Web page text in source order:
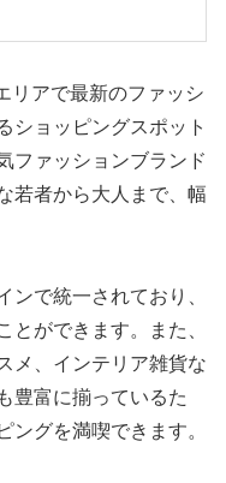
リアで最新のファッシ
ショッピングスポット
ファッションブランド
若者から大人まで、幅
ンで統一されており、
とができます。また、
メ、インテリア雑貨な
豊富に揃っているた
ングを満喫できます。